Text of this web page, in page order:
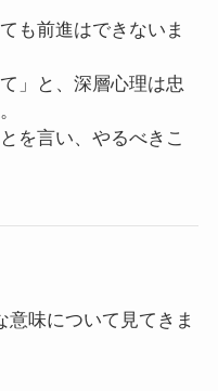
も前進はできないま
」と、深層心理は忠
を言い、やるべきこ
意味について見てきま